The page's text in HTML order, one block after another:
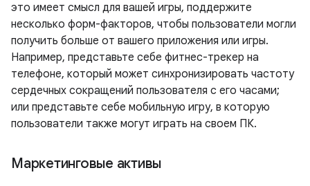
это имеет смысл для вашей игры, поддержите
несколько форм-факторов, чтобы пользователи могли
получить больше от вашего приложения или игры.
Например, представьте себе фитнес-трекер на
телефоне, который может синхронизировать частоту
сердечных сокращений пользователя с его часами;
или представьте себе мобильную игру, в которую
пользователи также могут играть на своем ПК.
Маркетинговые активы